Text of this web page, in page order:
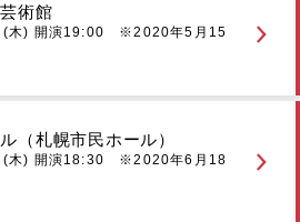
術館
(木) 開演19:00 ※2020年5月15
（札幌市民ホール）
(木) 開演18:30 ※2020年6月18